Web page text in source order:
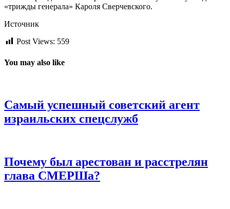
«трижды генерала» Кароля Сверчевского.
Источник
Post Views: 559
You may also like
Самый успешный советский агент
израильских спецслужб
Почему был арестован и расстрелян
глава СМЕРШа?